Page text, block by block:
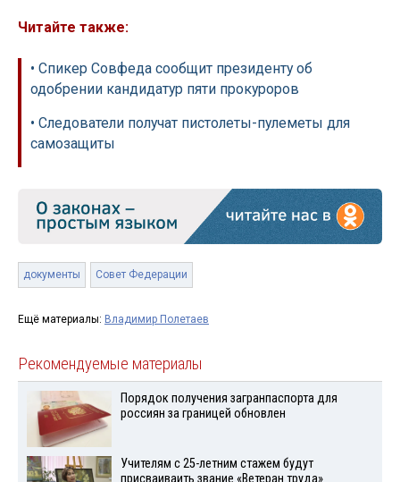
Читайте также:
• Спикер Совфеда сообщит президенту об
одобрении кандидатур пяти прокуроров
• Следователи получат пистолеты-пулеметы для
самозащиты
документы Совет Федерации
Ещё материалы: Владимир Полетаев
Рекомендуемые материалы
Порядок получения загранпаспорта для
россиян за границей обновлен
Учителям с 25-летним стажем будут
присваиваить звание «Ветеран труда»